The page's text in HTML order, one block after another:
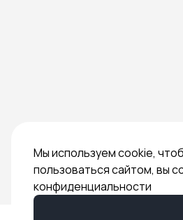
Мы используем cookie,
пользоваться сайтом, вы
конфиденциальности